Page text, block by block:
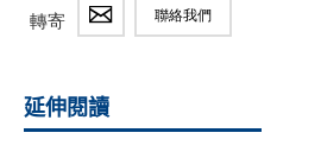
轉寄 聯絡我們
延伸閱讀